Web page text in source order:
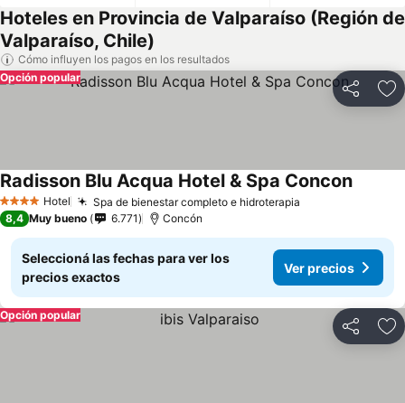
Hoteles en Provincia de Valparaíso (Región de
Valparaíso, Chile)
Cómo influyen los pagos en los resultados
Compartir
Opción popular
4 EstrellasHotel Spa de bienestar completo e hidroterapia
Radisson Blu Acqua Hotel & Spa Concon
8,4 Muy bueno 6.771 Concón
Seleccioná las fechas para ver los
precios exactos
Ver precios
Compartir
Opción popular